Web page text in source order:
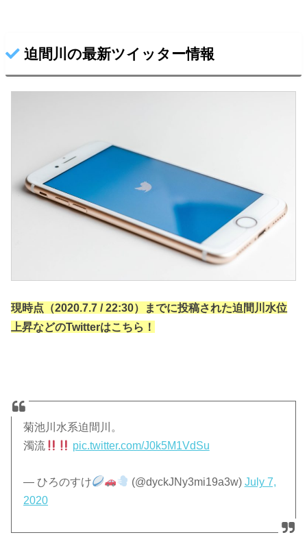
迫間川の最新ツイッター情報
現時点（2020.7.7 / 22:30）までに投稿された迫間川水位
上昇などのTwitterはこちら！
菊池川水系迫間川。
濁流
pic.twitter.com/J0k5M1VdSu
— ひろのすけ (@dyckJNy3mi19a3w) July 7,
2020